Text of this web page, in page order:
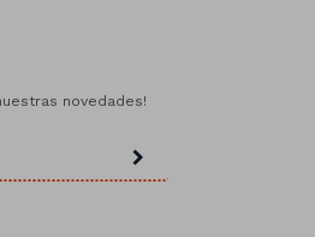
novedades!